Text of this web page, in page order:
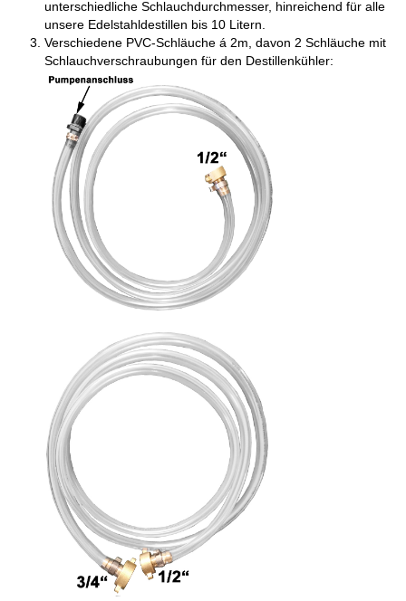
unterschiedliche Schlauchdurchmesser, hinreichend für alle
unsere Edelstahldestillen bis 10 Litern.
Verschiedene PVC-Schläuche á 2m, davon 2 Schläuche mit
Schlauchverschraubungen für den Destillenkühler: